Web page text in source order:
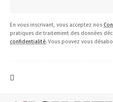
En vous inscrivant, vous acceptez nos
pratiques de traitement des données
confidentialité. Vous pouvez vous